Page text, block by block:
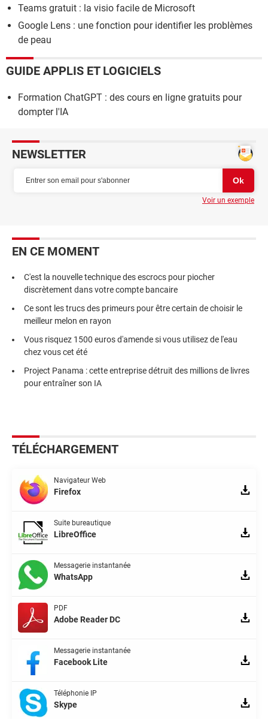
Teams gratuit : la visio facile de Microsoft
Google Lens : une fonction pour identifier les problèmes
de peau
GUIDE APPLIS ET LOGICIELS
Formation ChatGPT : des cours en ligne gratuits pour
dompter l'IA
NEWSLETTER
Voir un exemple
EN CE MOMENT
C'est la nouvelle technique des escrocs pour piocher
discrètement dans votre compte bancaire
Ce sont les trucs des primeurs pour être certain de choisir le
meilleur melon en rayon
Vous risquez 1500 euros d'amende si vous utilisez de l'eau
chez vous cet été
Project Panama : cette entreprise détruit des millions de livres
pour entraîner son IA
TÉLÉCHARGEMENT
Navigateur Web
Firefox
Suite bureautique
LibreOffice
Messagerie instantanée
WhatsApp
PDF
Adobe Reader DC
Messagerie instantanée
Facebook Lite
Téléphonie IP
Skype